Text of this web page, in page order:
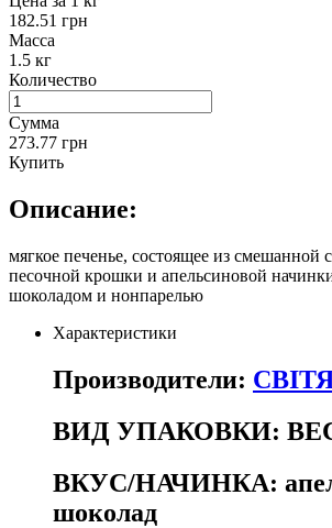
182.51 грн
Масса
1.5 кг
Количество
Сумма
273.77 грн
Купить
Описание:
мягкое печенье, состоящее из смешанной
песочной крошки и апельсиновой
шоколадом и нонпарелью
Характеристики
Производители:
ВИД УПАКОВКИ:
ВКУС/НАЧИНКА:
шоколад